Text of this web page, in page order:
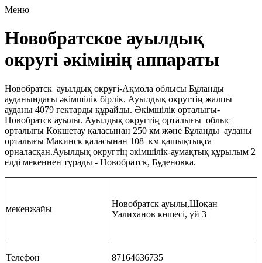
Меню
Новобратское ауылдық
округі әкімінің аппараты
Новобратск ауылдық округі-Ақмола облысы Бұланды
ауданындағы әкімшілік бірлік. Ауылдық округтің жалпы
ауданы 4079 гектарды құрайды. Әкімшілік орталығы-
Новобратск ауылы. Ауылдық округтің орталығы облыс
орталығы Көкшетау қаласынан 250 км және Бұланды ауданы
орталығы Макинск қаласынан 108 км қашықтықта
орналасқан.Ауылдық округтің әкімшілік-аумақтық құрылым 2
елді мекеннен тұрады - Новобратск, Буденовка.
мекенжайы
Новобратск ауылы,Шоқан
Уалиханов көшесі, үй 3
Телефон 87164636735